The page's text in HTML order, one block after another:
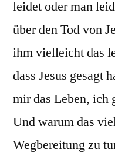
leidet oder man
über den Tod von
ihm vielleicht das
dass Jesus gesagt
mir das Leben, ich
Und warum das
Wegbereitung zu